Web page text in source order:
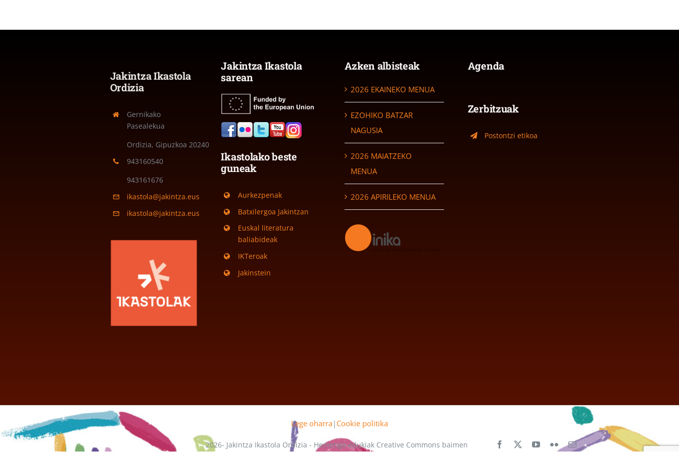
Jakintza Ikastola
Ordizia
Gernikako
Pasealekua
Ordizia, Gipuzkoa20240
943160540
943161676
ikastola@jakintza.eus
ikastola@jakintza.eus
Jakintza Ikastola
sarean
Ikastolako beste
guneak
Aurkezpenak
Batxilergoa Jakintzan
Euskal literatura
baliabideak
IKTeroak
Jakinstein
Azken albisteak
2026 EKAINEKO MENUA
EZOHIKO BATZAR
NAGUSIA
2026 MAIATZEKO
MENUA
2026 APIRILEKO MENUA
Agenda
Zerbitzuak
Postontzi etikoa
Lege oharra| Cookie politika
2026- Jakintza Ikastola Ordizia - Hemengo edukiak Creative Commons baimen